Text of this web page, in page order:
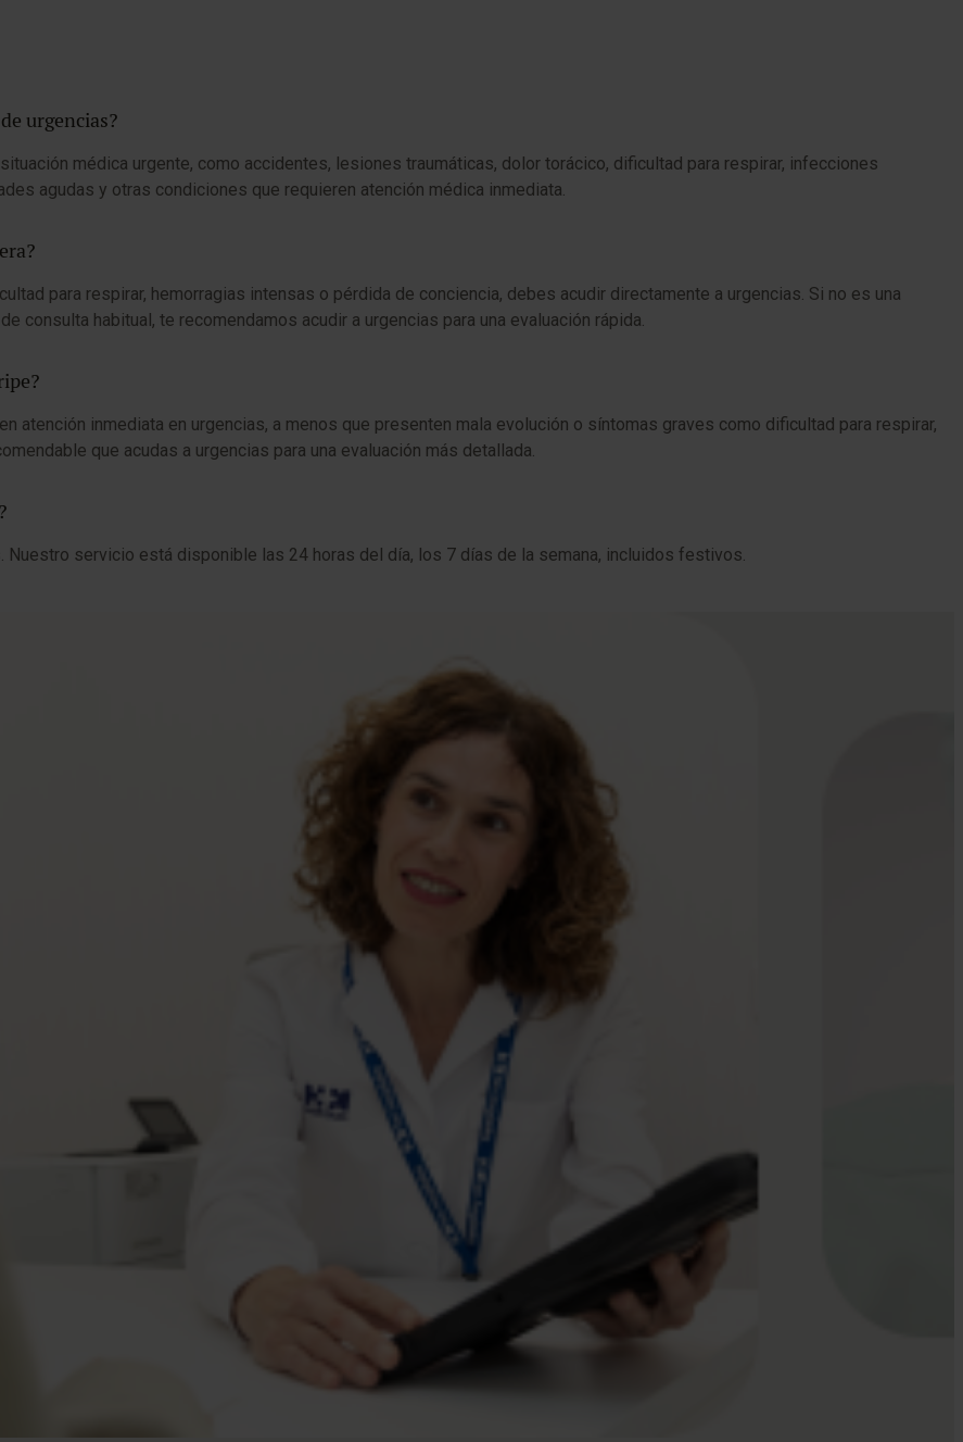
urgencias?
médica urgente, como accidentes, lesiones traumáticas, dolor torácico, dificultad para respirar, infecciones
agudas y otras condiciones que requieren atención médica inmediata.
para respirar, hemorragias intensas o pérdida de conciencia, debes acudir directamente a urgencias. Si no es una
consulta habitual, te recomendamos acudir a urgencias para una evaluación rápida.
atención inmediata en urgencias, a menos que presenten mala evolución o síntomas graves como dificultad para respirar,
que acudas a urgencias para una evaluación más detallada.
servicio está disponible las 24 horas del día, los 7 días de la semana, incluidos festivos.